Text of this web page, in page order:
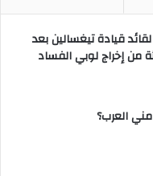
لقائد قيادة تيغسالين بعد
من إخراج لوبي الفساد
العرب؟